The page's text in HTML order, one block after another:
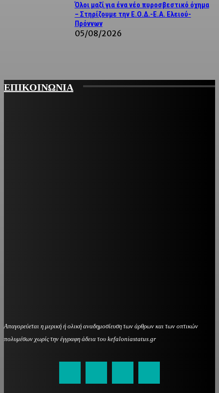
Όλοι μαζί για ένα νέο πυροσβεστικό όχημα
– Στηρίζουμε την Ε.Ο.Δ.-Ε.Α. Ελειού-
Πρόννων
05/08/2026
ΕΠΙΚΟΙΝΩΝΙΑ
Απαγορεύεται η μερική ή ολική αναδημοσίευση των άρθρων και των οπτικών
πολυμέσων χωρίς την έγγραφη άδεια του kefaloniastatus.gr